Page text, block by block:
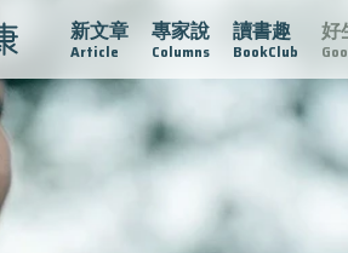
新文章
Article
專家說
Columns
讀書趣
BookClub
好
愛的未來視 認識攝護腺肥大 守